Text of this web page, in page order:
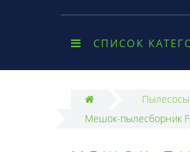
СПИСОК
Пылесосы
Мешок-пылесборник